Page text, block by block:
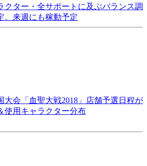
クター・全サポートに及ぶバランス調
。来週にも稼動予定
大会「血聖大戦2018」店舗予選日程が
使用キャラクター分布